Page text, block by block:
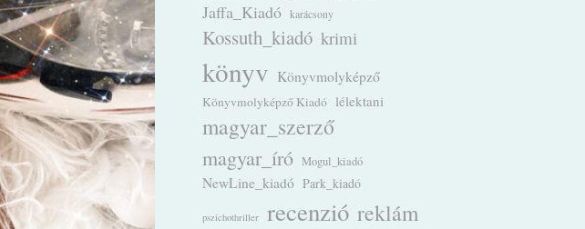
Jaffa_Kiadó karácsony
Kossuth_kiadó krimi
könyv Könyvmolyképző
Könyvmolyképző Kiadó lélektani
magyar_szerző
magyar_író Mogul_kiadó
NewLine_kiadó Park_kiadó
pszichothriller recenzió reklám